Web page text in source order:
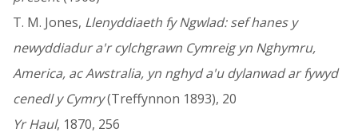
T. M. Jones, Llenyddiaeth fy Ngwlad: sef hanes y
newyddiadur a'r cylchgrawn Cymreig yn Nghymru,
America, ac Awstralia, yn nghyd a'u dylanwad ar fywyd
cenedl y Cymry(Treffynnon 1893), 20
Yr Haul, 1870, 256